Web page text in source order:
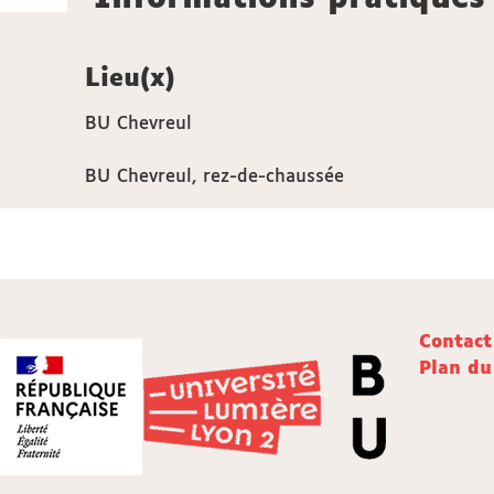
Lieu(x)
BU Chevreul
BU Chevreul, rez-de-chaussée
Contact
Plan